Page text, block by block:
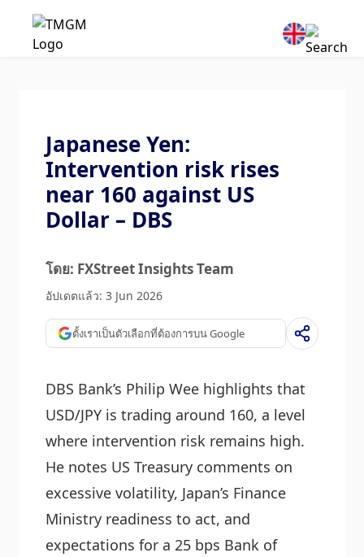
Japanese Yen:
Intervention risk rises
near 160 against US
Dollar – DBS
โดย: FXStreet Insights Team
อัปเดตแล้ว: 3 Jun 2026
ตั้งเราเป็นตัวเลือกที่ต้องการบน Google
DBS Bank’s Philip Wee highlights that
USD/JPY is trading around 160, a level
where intervention risk remains high.
He notes US Treasury comments on
excessive volatility, Japan’s Finance
Ministry readiness to act, and
expectations for a 25 bps Bank of